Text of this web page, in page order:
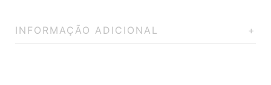
INFORMAÇÃO ADICIONAL